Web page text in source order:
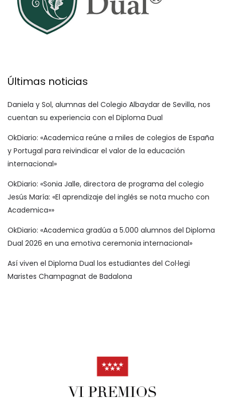
Últimas noticias
Daniela y Sol, alumnas del Colegio Albaydar de Sevilla, nos
cuentan su experiencia con el Diploma Dual
OkDiario: «Academica reúne a miles de colegios de España
y Portugal para reivindicar el valor de la educación
internacional»
OkDiario: «Sonia Jalle, directora de programa del colegio
Jesús María: «El aprendizaje del inglés se nota mucho con
Academica»»
OkDiario: «Academica gradúa a 5.000 alumnos del Diploma
Dual 2026 en una emotiva ceremonia internacional»
Así viven el Diploma Dual los estudiantes del Col·legi
Maristes Champagnat de Badalona